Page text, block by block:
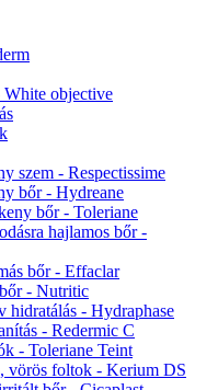
objective
szem - Respectissime
bőr - Hydreane
bőr - Toleriane
hajlamos bőr -
bőr - Effaclar
- Nutritic
hidratálás - Hydraphase
- Redermic C
- Toleriane Teint
vörös foltok - Kerium DS